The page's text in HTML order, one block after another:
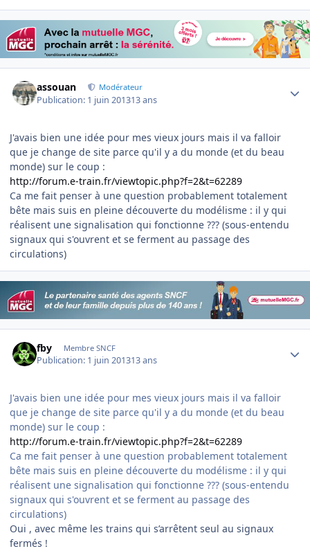
assouan Modérateur
Publication: 1 juin 201313 ans
J'avais bien une idée pour mes vieux jours mais il va falloir
que je change de site parce qu'il y a du monde (et du beau
monde) sur le coup :
http://forum.e-train.fr/viewtopic.php?f=2&t=62289
Ca me fait penser à une question probablement totalement
bête mais suis en pleine découverte du modélisme : il y qui
réalisent une signalisation qui fonctionne ??? (sous-entendu
signaux qui s'ouvrent et se ferment au passage des
circulations)
fby Membre SNCF
Publication: 1 juin 201313 ans
J'avais bien une idée pour mes vieux jours mais il va falloir
que je change de site parce qu'il y a du monde (et du beau
monde) sur le coup :
http://forum.e-train.fr/viewtopic.php?f=2&t=62289
Ca me fait penser à une question probablement totalement
bête mais suis en pleine découverte du modélisme : il y qui
réalisent une signalisation qui fonctionne ??? (sous-entendu
signaux qui s'ouvrent et se ferment au passage des
circulations)
Oui , avec même les trains qui s’arrêtent seul au signaux
fermés !